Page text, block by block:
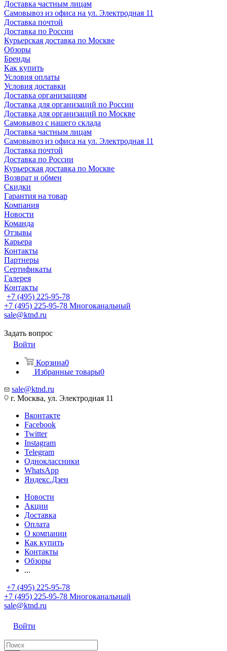
Доставка частным лицам
Самовывоз из офиса на ул. Электродная 11
Доставка почтой
Доставка по России
Курьерская доставка по Москве
Обзоры
Бренды
Как купить
Условия оплаты
Условия доставки
Доставка организациям
Доставка для организаций по России
Доставка для организаций по Москве
Самовывоз с нашего склада
Доставка частным лицам
Самовывоз из офиса на ул. Электродная 11
Доставка почтой
Доставка по России
Курьерская доставка по Москве
Возврат и обмен
Скидки
Гарантия на товар
Компания
Новости
Команда
Отзывы
Карьера
Контакты
Партнеры
Сертификаты
Галерея
Контакты
+7 (495) 225-95-78
+7 (495) 225-95-78 Многоканальный
sale@ktnd.ru
Задать вопрос
Войти
Корзина0
Избранные товары0
sale@ktnd.ru
г. Москва, ул. Электродная 11
Вконтакте
Facebook
Twitter
Instagram
Telegram
Одноклассники
WhatsApp
Яндекс.Дзен
Новости
Акции
Доставка
Оплата
О компании
Как купить
Контакты
Обзоры
...
+7 (495) 225-95-78
+7 (495) 225-95-78 Многоканальный
sale@ktnd.ru
Войти